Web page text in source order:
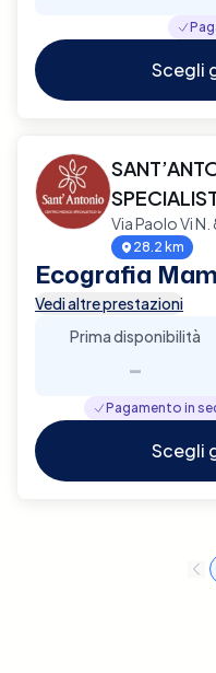
Scegli
Via Paolo Vi
28.2 km
Ecografia
Vedi altre prestazioni
Prima disponibilità
-
Pagamento in
Scegli